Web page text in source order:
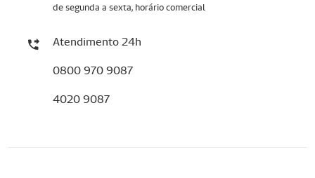
de segunda a sexta, horário comercial
Atendimento 24h
0800 970 9087
4020 9087